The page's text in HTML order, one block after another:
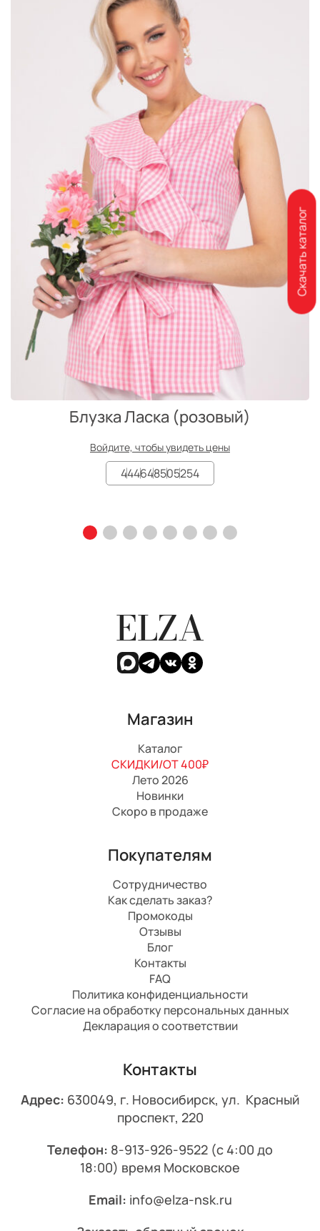
Блузка Ласка (розовый)
Войдите, чтобы увидеть цены
444648505254
ELZA
Магазин
Каталог
СКИДКИ/ОТ 400₽
Лето 2026
Новинки
Скоро в продаже
Покупателям
Сотрудничество
Как сделать заказ?
Промокоды
Отзывы
Блог
Контакты
FAQ
Политика конфиденциальности
Согласие на обработку персональных данных
Декларация о соответствии
Контакты
Адрес: 630049, г. Новосибирск, ул. Красный
проспект, 220
Телефон: 8-913-926-9522 (с 4:00 до
18:00) время Московское
Email: info@elza-nsk.ru
Скачать каталог